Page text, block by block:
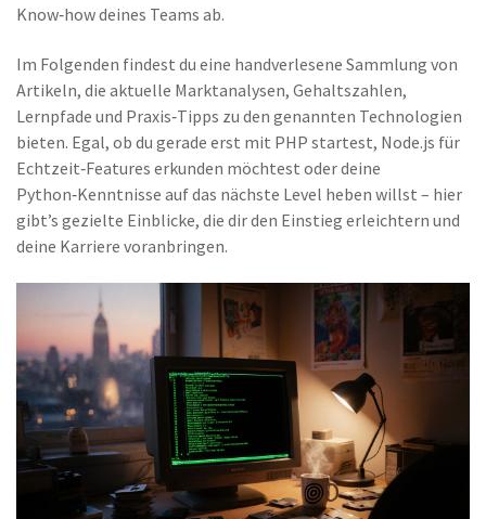
Know‑how deines Teams ab.
Im Folgenden findest du eine handverlesene Sammlung von
Artikeln, die aktuelle Marktanalysen, Gehaltszahlen,
Lernpfade und Praxis‑Tipps zu den genannten Technologien
bieten. Egal, ob du gerade erst mit PHP startest, Node.js für
Echtzeit‑Features erkunden möchtest oder deine
Python‑Kenntnisse auf das nächste Level heben willst – hier
gibt’s gezielte Einblicke, die dir den Einstieg erleichtern und
deine Karriere voranbringen.